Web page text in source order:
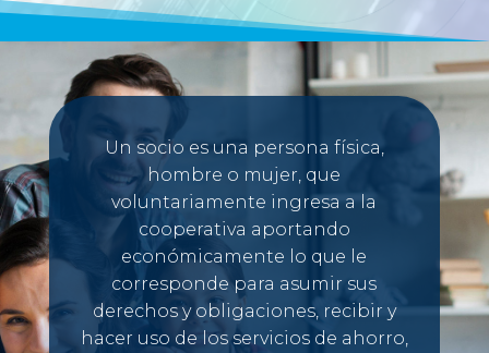
Un socio es una persona física,
hombre o mujer, que
voluntariamente ingresa a la
cooperativa aportando
económicamente lo que le
corresponde para asumir sus
derechos y obligaciones, recibir y
hacer uso de los servicios de ahorro,